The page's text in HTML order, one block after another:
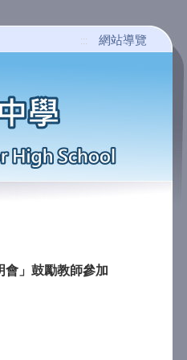
::: 網站導覽
會」鼓勵教師參加